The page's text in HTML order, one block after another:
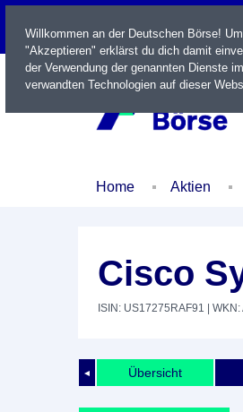
LIVE
Home Aktien
Cisco
ISIN: US17275RAF91 |
◄ Übersicht
Willkommen an der Deutschen Börse!
"Akzeptieren" erklärst du dich damit
der Verwendung der genannten Dienste
verwandten Technologien auf dieser